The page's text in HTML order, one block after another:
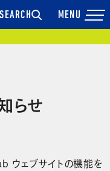
SEARCH
らせ
ェブサイトの機能を